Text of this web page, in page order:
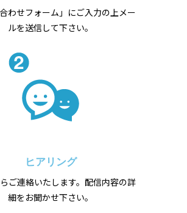
合わせフォーム」にご入力の上メー
ルを送信して下さい。
ヒアリング
ご連絡いたします。配信内容の詳
細をお聞かせ下さい。